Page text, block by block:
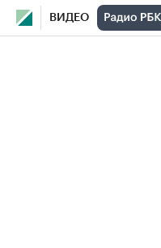
ВИДЕО